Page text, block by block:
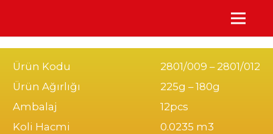
Ürün Kodu
Ürün Ağırlığı
Ambalaj
Koli Hacmi
2801/009 – 2801/012
225g – 180g
12pcs
0.0235 m3